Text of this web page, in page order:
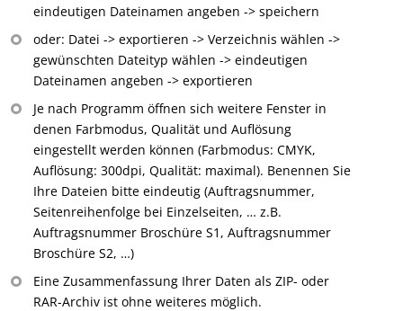
eindeutigen Dateinamen angeben -> speichern
oder: Datei -> exportieren -> Verzeichnis wählen ->
gewünschten Dateityp wählen -> eindeutigen
Dateinamen angeben -> exportieren
Je nach Programm öffnen sich weitere Fenster in
denen Farbmodus, Qualität und Auflösung
eingestellt werden können (Farbmodus: CMYK,
Auflösung: 300dpi, Qualität: maximal). Benennen Sie
Ihre Dateien bitte eindeutig (Auftragsnummer,
Seitenreihenfolge bei Einzelseiten, … z.B.
Auftragsnummer Broschüre S1, Auftragsnummer
Broschüre S2, …)
Eine Zusammenfassung Ihrer Daten als ZIP- oder
RAR-Archiv ist ohne weiteres möglich.